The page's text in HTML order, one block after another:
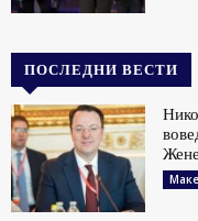
ПОСЛЕДНИ ВЕСТИ